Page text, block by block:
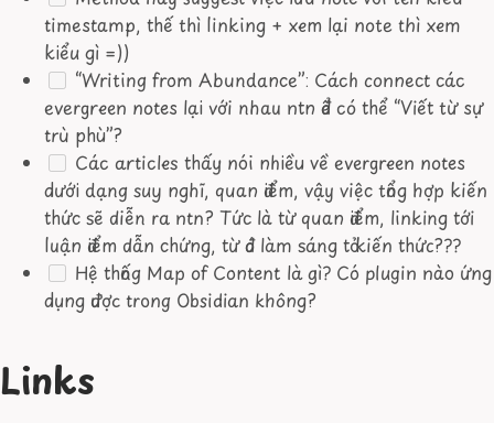
timestamp, thế thì linking + xem lại note thì xem
kiểu gì =))
“Writing from Abundance”: Cách connect các
evergreen notes lại với nhau ntn để có thể “Viết từ sự
trù phù”?
Các articles thấy nói nhiều về evergreen notes
dưới dạng suy nghĩ, quan điểm, vậy việc tổng hợp kiến
thức sẽ diễn ra ntn? Tức là từ quan điểm, linking tới
luận điểm dẫn chứng, từ đó làm sáng tỏ kiến thức???
Hệ thống Map of Content là gì? Có plugin nào ứng
dụng được trong Obsidian không?
Links